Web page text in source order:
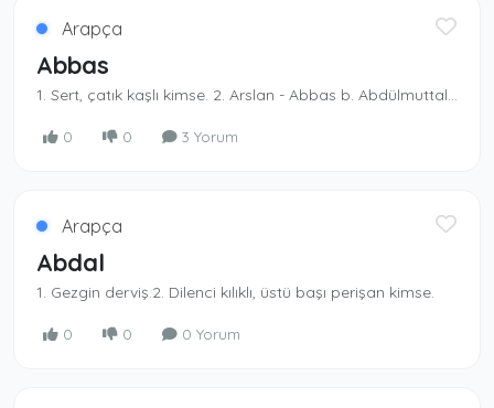
Arapça
Abbas
1. Sert, çatık kaşlı kimse. 2. Arslan - Abbas b. Abdülmuttalib. Rasûlullah (s.a.s)’ın amcası, Mek­ke’nin fethinde müslüman olmuştur.
0 0 3 Yorum
Arapça
Abdal
1. Gezgin derviş.2. Dilenci kılıklı, üstü başı perişan kimse.
0 0 0 Yorum